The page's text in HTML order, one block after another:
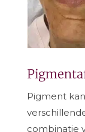
Pigment
combinatie